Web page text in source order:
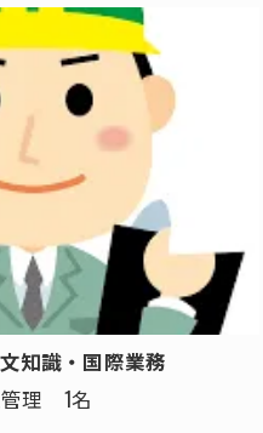
知識・国際業務
理 1名